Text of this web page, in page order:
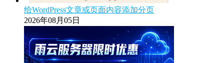
给WordPress文章或页面内容添加分页
2026年08月05日